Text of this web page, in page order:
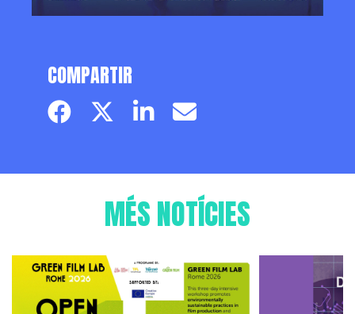
COMPARTIR
Facebook pageTwitter page
LinkedinEmail
MÉS NOTÍCIES